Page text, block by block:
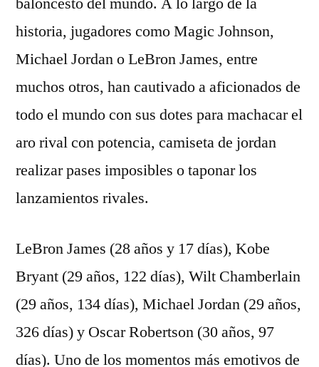
historia, jugadores como Magic Johnson,
Michael Jordan o LeBron James, entre
muchos otros, han cautivado a aficionados de
todo el mundo con sus dotes para machacar el
aro rival con potencia, camiseta de jordan
realizar pases imposibles o taponar los
lanzamientos rivales.
LeBron James (28 años y 17 días), Kobe
Bryant (29 años, 122 días), Wilt Chamberlain
(29 años, 134 días), Michael Jordan (29 años,
326 días) y Oscar Robertson (30 años, 97
días). Uno de los momentos más emotivos de